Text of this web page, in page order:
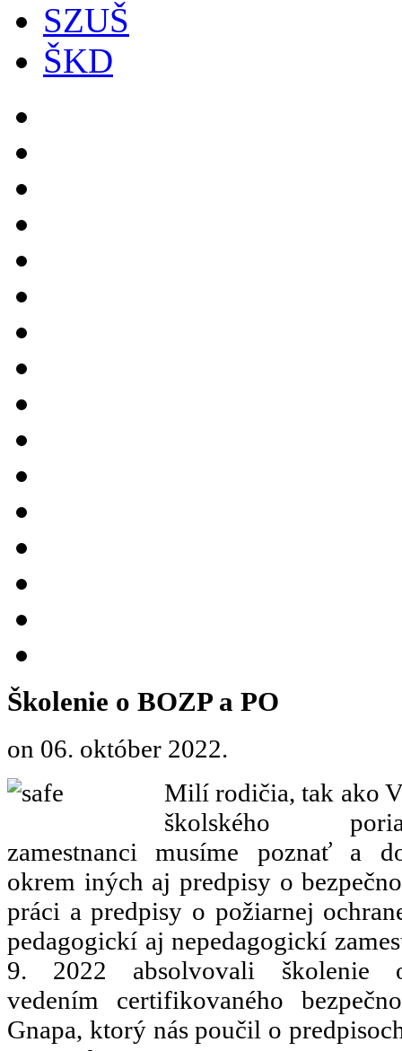
SZUŠ
ŠKD
Školenie o BOZP a PO
on 06. október 2022.
Milí rodičia, tak ako
školského
zamestnanci musíme poznať a
okrem iných aj predpisy o
práci a predpisy o požiarnej
pedagogickí aj nepedagogickí
9. 2022 absolvovali
vedením certifikovaného
Gnapa, ktorý nás poučil o